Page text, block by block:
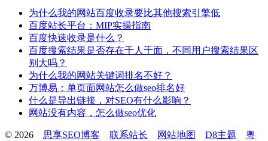
为什么我的网站百度收录要比其他搜索引擎低
百度站长平台：MIP实操指南
百度快速收录是什么？
百度搜索结果是否存在千人千面，不同用户搜索结果区
别大吗？
为什么我的网站关键词排名不好？
万博易：单页面网站怎么做seo排名好
什么是导出链接，对SEO有什么影响？
网站没有内容，怎么做seo优化
© 2026 思享SEO博客 联系站长 网站地图 D8主题 粤